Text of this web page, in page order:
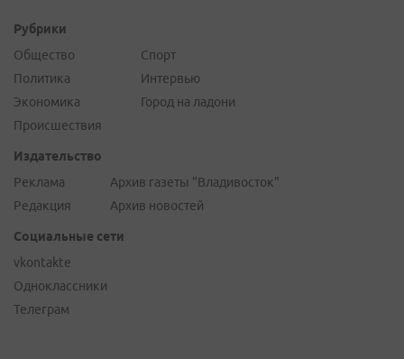
Рубрики
Общество
Политика
Экономика
Происшествия
Спорт
Интервью
Город на ладони
Издательство
Реклама
Редакция
Архив газеты "Владивосток"
Архив новостей
Социальные сети
vkontakte
Одноклассники
Телеграм